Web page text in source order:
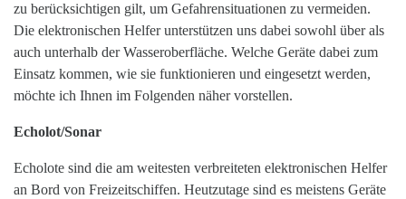
zu berücksichtigen gilt, um Gefahrensituationen zu vermeiden.
Die elektronischen Helfer unterstützen uns dabei sowohl über als
auch unterhalb der Wasseroberfläche. Welche Geräte dabei zum
Einsatz kommen, wie sie funktionieren und eingesetzt werden,
möchte ich Ihnen im Folgenden näher vorstellen.
Echolot/Sonar
Echolote sind die am weitesten verbreiteten elektronischen Helfer
an Bord von Freizeitschiffen. Heutzutage sind es meistens Geräte